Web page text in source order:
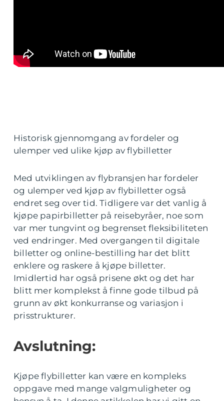
Historisk gjennomgang av fordeler og
ulemper ved ulike kjøp av flybilletter
Med utviklingen av flybransjen har fordeler
og ulemper ved kjøp av flybilletter også
endret seg over tid. Tidligere var det vanlig å
kjøpe papirbilletter på reisebyråer, noe som
var mer tungvint og begrenset fleksibiliteten
ved endringer. Med overgangen til digitale
billetter og online-bestilling har det blitt
enklere og raskere å kjøpe billetter.
Imidlertid har også prisene økt og det har
blitt mer komplekst å finne gode tilbud på
grunn av økt konkurranse og variasjon i
prisstrukturer.
Avslutning:
Kjøpe flybilletter kan være en kompleks
oppgave med mange valgmuligheter og